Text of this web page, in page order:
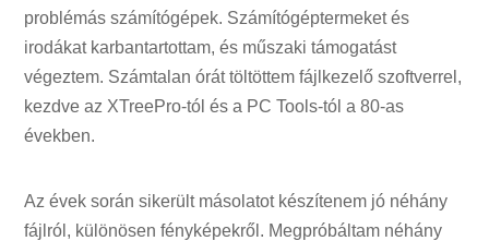
problémás számítógépek. Számítógéptermeket és
irodákat karbantartottam, és műszaki támogatást
végeztem. Számtalan órát töltöttem fájlkezelő szoftverrel,
kezdve az XTreePro-tól és a PC Tools-tól a 80-as
években.
Az évek során sikerült másolatot készítenem jó néhány
fájlról, különösen fényképekről. Megpróbáltam néhány